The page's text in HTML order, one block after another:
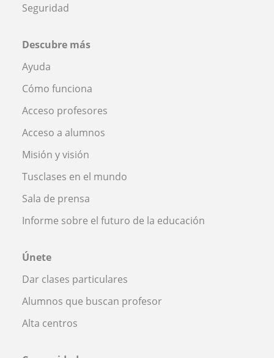
Seguridad
Descubre más
Ayuda
Cómo funciona
Acceso profesores
Acceso a alumnos
Misión y visión
Tusclases en el mundo
Sala de prensa
Informe sobre el futuro de la educación
Únete
Dar clases particulares
Alumnos que buscan profesor
Alta centros